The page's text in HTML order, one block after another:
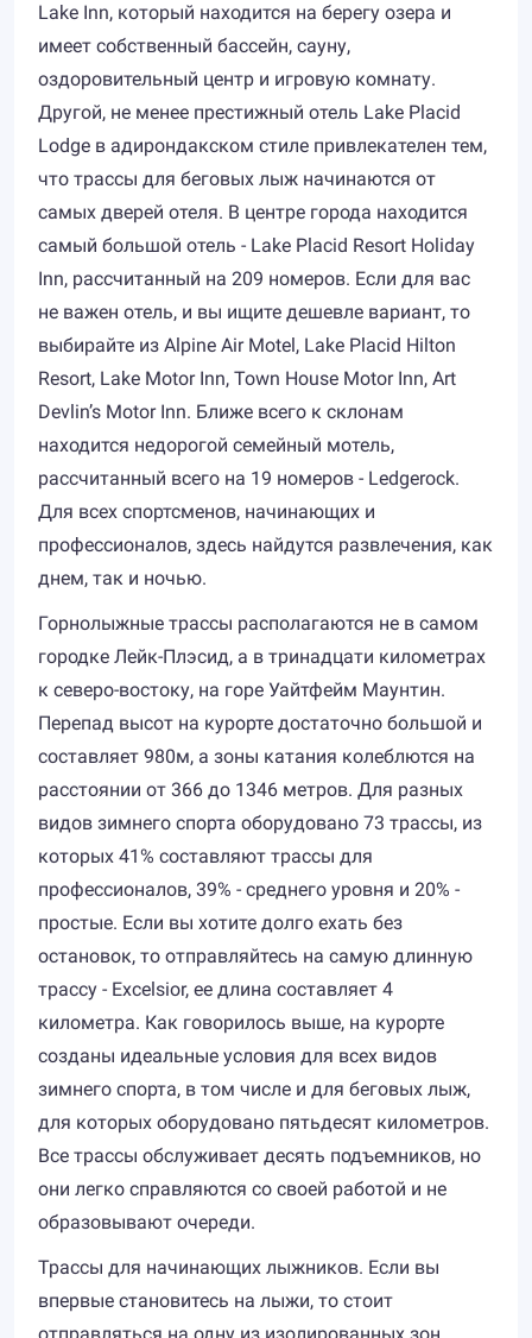
Lake Inn, который находится на берегу озера и
имеет собственный бассейн, сауну,
оздоровительный центр и игровую комнату.
Другой, не менее престижный отель Lake Placid
Lodge в адирондакском стиле привлекателен тем,
что трассы для беговых лыж начинаются от
самых дверей отеля. В центре города находится
самый большой отель - Lake Placid Resort Holiday
Inn, рассчитанный на 209 номеров. Если для вас
не важен отель, и вы ищите дешевле вариант, то
выбирайте из Alpine Air Motel, Lake Placid Hilton
Resort, Lake Motor Inn, Town House Motor Inn, Art
Devlin’s Motor Inn. Ближе всего к склонам
находится недорогой семейный мотель,
рассчитанный всего на 19 номеров - Ledgerock.
Для всех спортсменов, начинающих и
профессионалов, здесь найдутся развлечения, как
днем, так и ночью.
Горнолыжные трассы располагаются не в самом
городке Лейк-Плэсид, а в тринадцати километрах
к северо-востоку, на горе Уайтфейм Маунтин.
Перепад высот на курорте достаточно большой и
составляет 980м, а зоны катания колеблются на
расстоянии от 366 до 1346 метров. Для разных
видов зимнего спорта оборудовано 73 трассы, из
которых 41% составляют трассы для
профессионалов, 39% - среднего уровня и 20% -
простые. Если вы хотите долго ехать без
остановок, то отправляйтесь на самую длинную
трассу - Excelsior, ее длина составляет 4
километра. Как говорилось выше, на курорте
созданы идеальные условия для всех видов
зимнего спорта, в том числе и для беговых лыж,
для которых оборудовано пятьдесят километров.
Все трассы обслуживает десять подъемников, но
они легко справляются со своей работой и не
образовывают очереди.
Трассы для начинающих лыжников. Если вы
впервые становитесь на лыжи, то стоит